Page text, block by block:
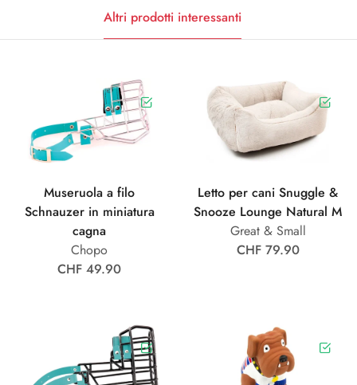
Altri prodotti interessanti
Museruola a filo
Schnauzer in miniatura
cagna
Chopo
CHF 49.90
Letto per cani Snuggle &
Snooze Lounge Natural M
Great & Small
CHF 79.90